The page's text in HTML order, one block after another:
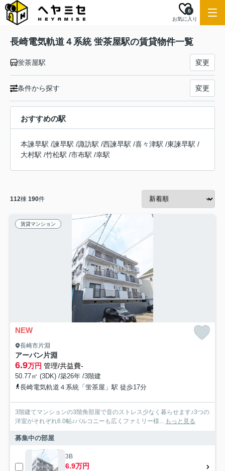
お気に入り
0
長崎電気軌道４系統 蛍茶屋駅の賃貸物件一覧
蛍茶屋駅 変更
条件から探す 変更
おすすめの駅
本諫早駅 /諫早駅 /諏訪駅 /西諫早駅 /喜々津駅 /東諫早駅 /
大村駅 /竹松駅 /市布駅 /幸駅
112棟 190件
賃貸マンション
NEW
長崎市片淵
アーバン片淵
6.9万円 管理/共益費-
50.77㎡ (3DK) /築26年 /3階建
長崎電気軌道４系統「蛍茶屋」駅 徒歩17分
3階建てマンションの3階角部屋で音のストレス少なく暮らせます♪3つの
洋室がそれぞれ6.0帖♪バルコニーも広くファミリー様... もっと見る
募集中の部屋
3B
6.9万円